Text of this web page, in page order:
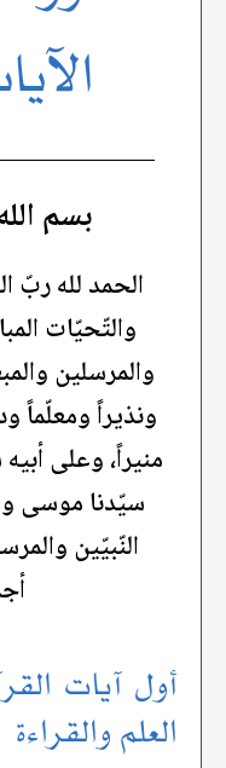
الآيات
بسم
الحمد لله ربّ
والتّحيّات
والمرسلين
ونذيراً ومعلّماً
منيراً، وعلى
سيّدنا موسى
النّبيّين
أول آيات
العلم والقراءة